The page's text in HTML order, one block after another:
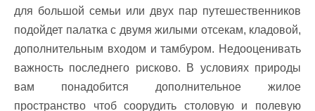
для большой семьи или двух пар путешественников
подойдет палатка с двумя жилыми отсекам, кладовой,
дополнительным входом и тамбуром. Недооценивать
важность последнего рисково. В условиях природы
вам понадобится дополнительное жилое
пространство чтоб соорудить столовую и полевую